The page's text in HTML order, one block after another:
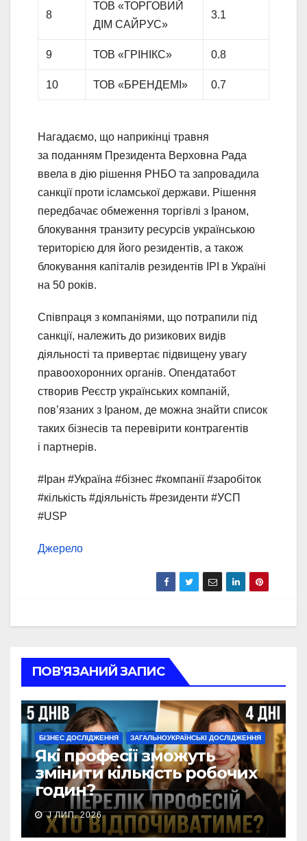
8
ТОВ «ТОРГОВИЙ
ДІМ САЙРУС»
3.1
9 ТОВ «ГРІНІКС» 0.8
10 ТОВ «БРЕНДЕМІ» 0.7
Нагадаємо, що наприкінці травня
за поданням Президента Верховна Рада
ввела в дію рішення РНБО та запровадила
санкції проти ісламської держави. Рішення
передбачає обмеження торгівлі з Іраном,
блокування транзиту ресурсів українською
територією для його резидентів, а також
блокування капіталів резидентів ІРІ в Україні
на 50 років.
Співпраця з компаніями, що потрапили під
санкції, належить до ризикових видів
діяльності та привертає підвищену увагу
правоохоронних органів. Опендатабот
створив Реєстр українських компаній,
пов’язаних з Іраном, де можна знайти список
таких бізнесів та перевірити контрагентів
і партнерів.
#Іран #Україна #бізнес #компанії #заробіток
#кількість #діяльність #резиденти #УСП
#USP
Джерело
ПОВ’ЯЗАНИЙ ЗАПИС
БІЗНЕС ДОСЛІДЖЕННЯ ЗАГАЛЬНОУКРАЇНСЬКІ ДОСЛІДЖЕННЯ
Які професії зможуть
змінити кількість робочих
годин?
J ЛИП, 2026